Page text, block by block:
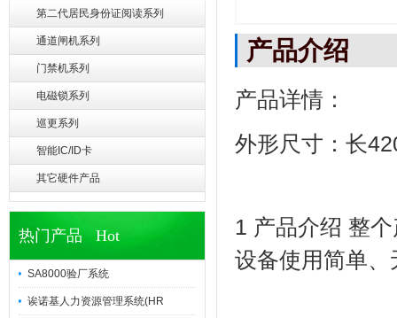
第二代居民身份证阅读系列
通道闸机系列
门禁机系列
电磁锁系列
巡更系列
智能IC/ID卡
其它硬件产品
热门产品 Hot
SA8000验厂系统
诶诺基人力资源管理系统(HR
产品介绍
产品详情：
外形尺寸：长
1 产品介绍 整
设备使用简单、